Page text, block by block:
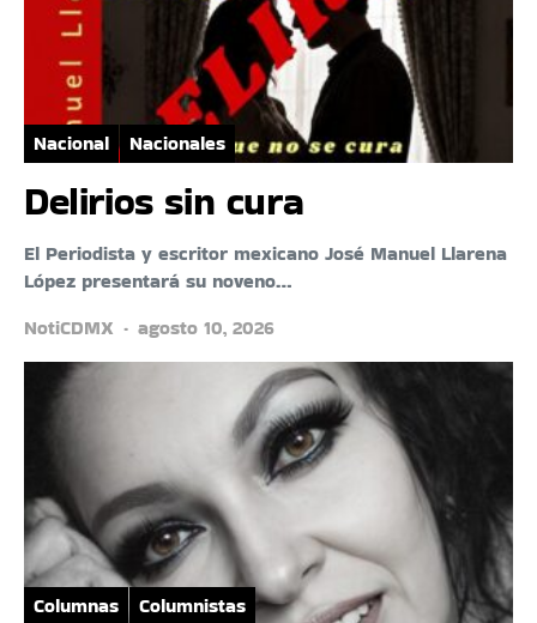
Nacional Nacionales
Delirios sin cura
El Periodista y escritor mexicano José Manuel Llarena
López presentará su noveno…
NotiCDMX
agosto 10, 2026
Columnas Columnistas